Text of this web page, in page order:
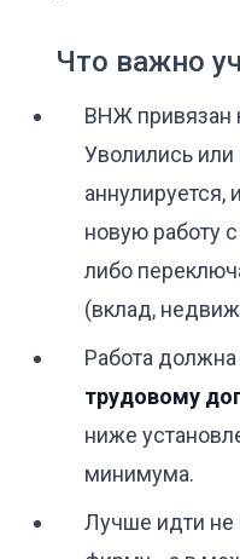
Что важно
ВНЖ привязан
Уволились
аннулируется,
новую работу
либо
(вклад,
Работа
трудовому
ниже
минимума.
Лучше идти не